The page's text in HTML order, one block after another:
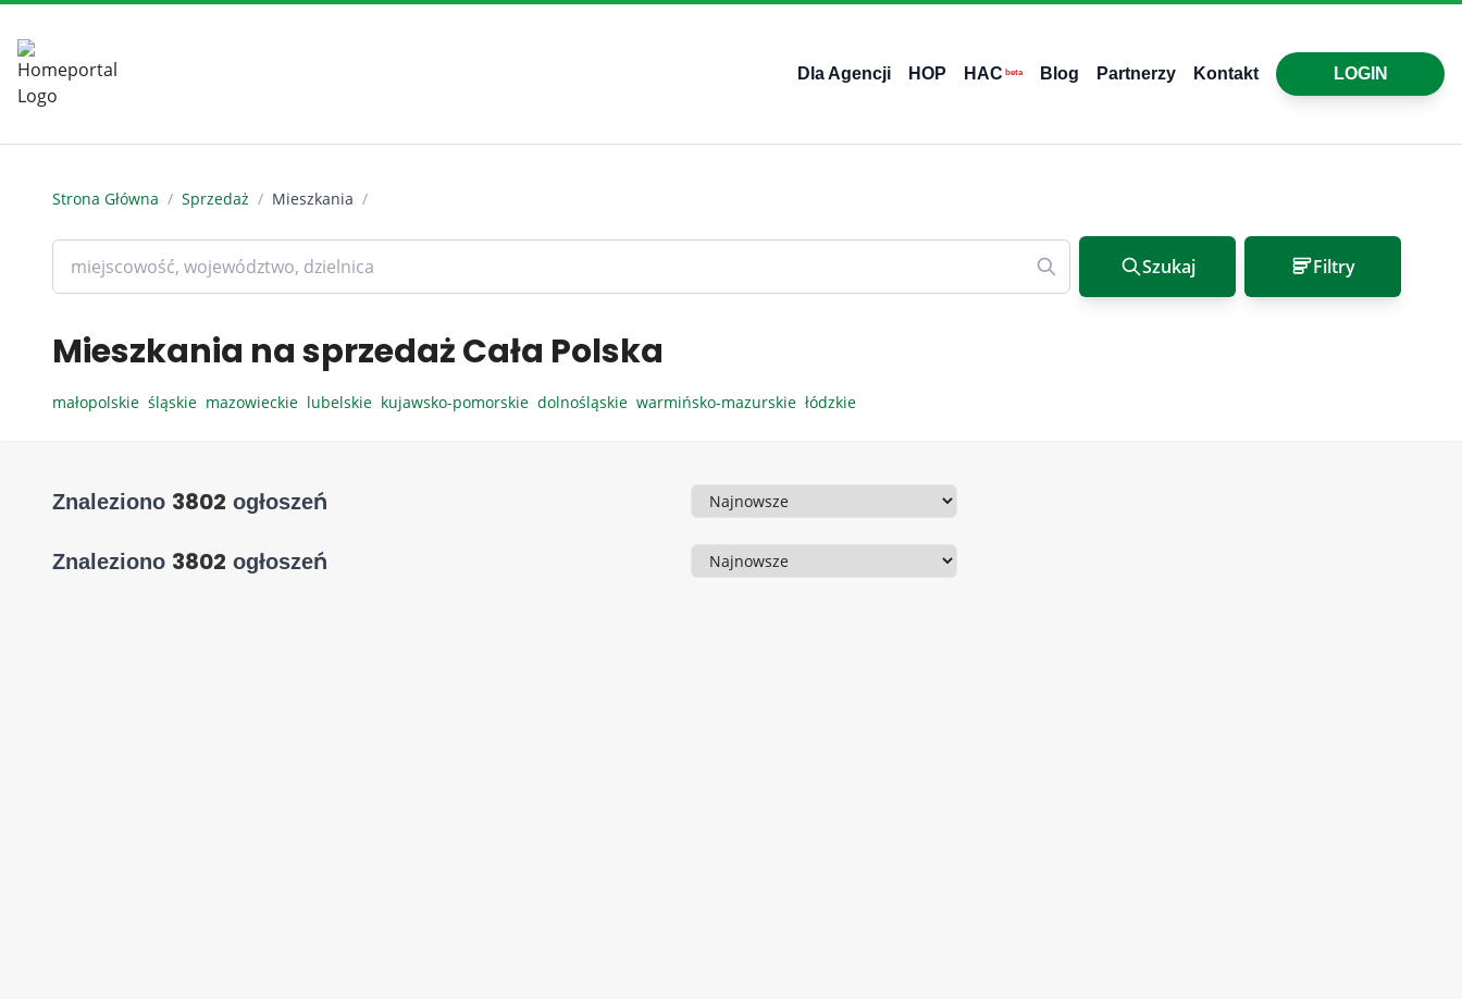
Dla Agencji HOP HAC beta Blog Partnerzy Kontakt LOGIN
Strona Główna / Sprzedaż / Mieszkania /
Szukaj Filtry
Mieszkania na sprzedaż Cała Polska
małopolskie śląskie mazowieckie lubelskie kujawsko-pomorskie dolnośląskie warmińsko-mazurskie łódzkie
Znaleziono 3802 ogłoszeń Sortowanie
Znaleziono 3802 ogłoszeń Sortowanie